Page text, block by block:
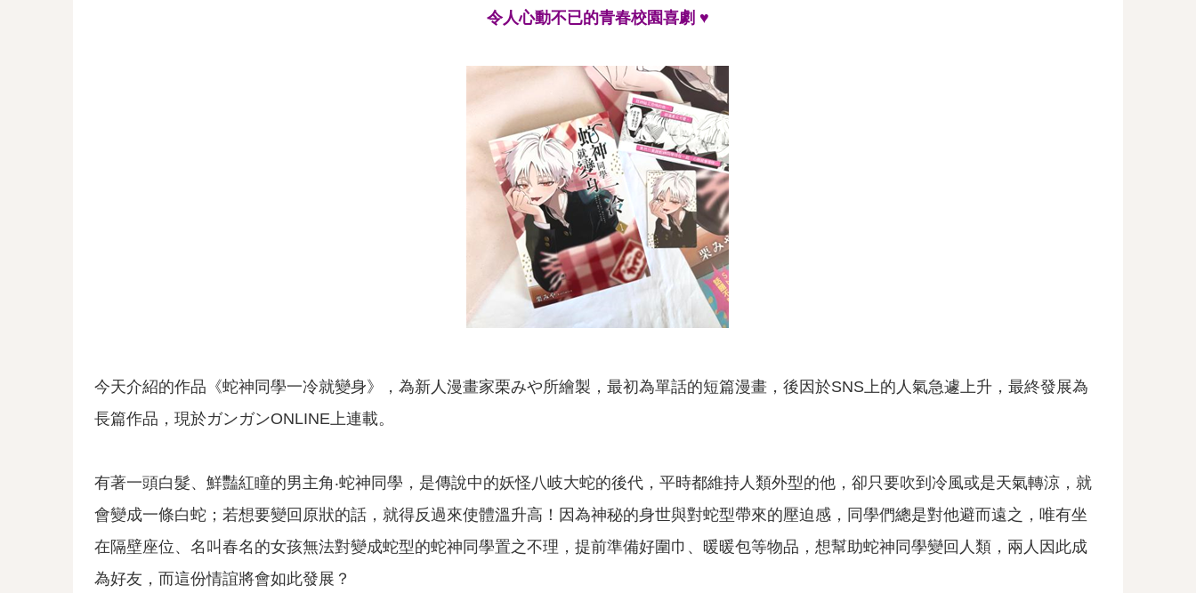
令人心動不已的青春校園喜劇 ♥
今天介紹的作品《蛇神同學一冷就變身》，為新人漫畫家栗みや所繪製，最初為單話的短篇漫畫，後因於SNS上的人氣急遽上升，最終發展為
長篇作品，現於ガンガンONLINE上連載。
有著一頭白髮、鮮豔紅瞳的男主角‧蛇神同學，是傳說中的妖怪八岐大蛇的後代，平時都維持人類外型的他，卻只要吹到冷風或是天氣轉涼，就
會變成一條白蛇；若想要變回原狀的話，就得反過來使體溫升高！因為神秘的身世與對蛇型帶來的壓迫感，同學們總是對他避而遠之，唯有坐
在隔壁座位、名叫春名的女孩無法對變成蛇型的蛇神同學置之不理，提前準備好圍巾、暖暖包等物品，想幫助蛇神同學變回人類，兩人因此成
為好友，而這份情誼將會如此發展？